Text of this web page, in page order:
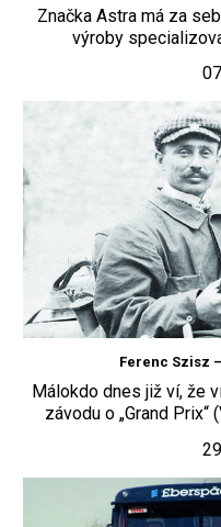
Značka Astra má za
výroby
Ferenc Szisz
Málokdo dnes již ví, že
závodu o „Grand Prix“